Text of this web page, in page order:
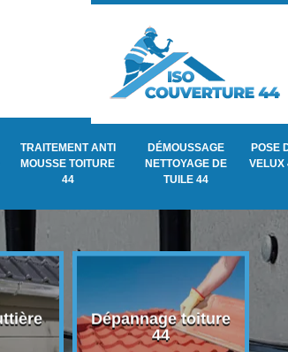
TRAITEMENT ANTI
MOUSSE TOITURE
44
DÉMOUSSAGE
NETTOYAGE DE
TUILE 44
POSE
VELUX
Dépannage toiture
44